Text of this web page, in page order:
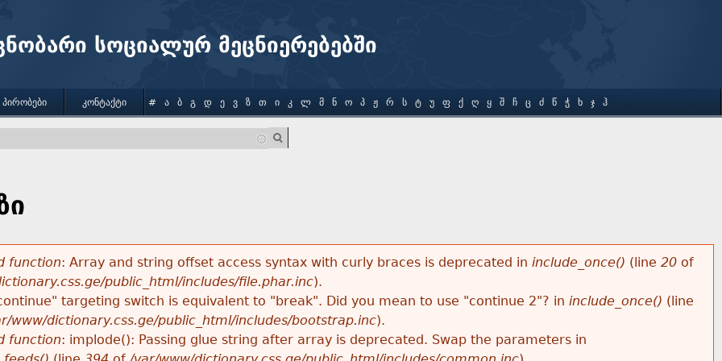
სოციალურ მეცნიერებებში
function: Array and string offset access syntax with curly braces is deprecated in include_once() (line 20of
public_html/includes/file.phar.inc).
targeting switch is equivalent to "break". Did you mean to use "continue 2"? in include_once() (line
www/dictionary.css.ge/public_html/includes/bootstrap.inc).
function: implode(): Passing glue string after array is deprecated. Swap the parameters in
ᲞᲘᲠᲝᲑᲔᲑᲘ ᲙᲝᲜᲢᲐᲥᲢᲘ # Ა Ბ Გ Დ Ე Ვ Ზ Თ Ი Კ Ლ Მ Ნ Ო Პ Ჟ Რ Ს Ტ Უ Ფ Ქ Ღ Ყ Შ Ჩ Ც Ძ Წ Ჭ Ხ Ჯ Ჰ